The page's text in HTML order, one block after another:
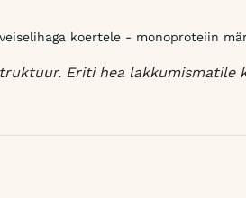
koertele - monoproteiin
Eriti hea lakkumismatile